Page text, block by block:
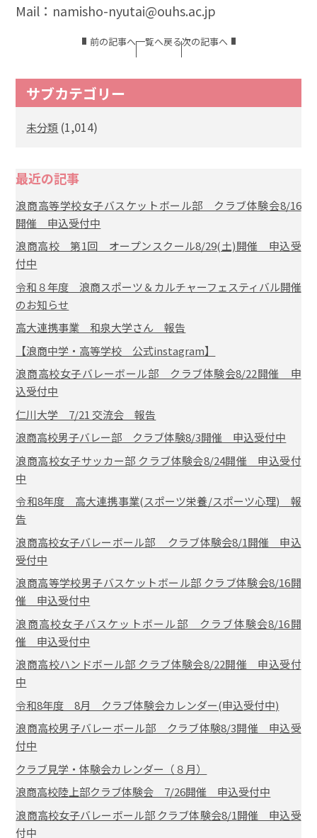
Mail：namisho-nyutai@ouhs.ac.jp
前の記事へ一覧へ戻る次の記事へ
サブカテゴリー
未分類 (1,014)
最近の記事
浪商高等学校女子バスケットボール部 クラブ体験会8/16
開催 申込受付中
浪商高校 第1回 オープンスクール8/29(土)開催 申込受
付中
令和８年度 浪商スポーツ＆カルチャーフェスティバル開催
のお知らせ
高大連携事業 和泉大学さん 報告
【浪商中学・高等学校 公式instagram】
浪商高校女子バレーボール部 クラブ体験会8/22開催 申
込受付中
仁川大学 7/21 交流会 報告
浪商高校男子バレー部 クラブ体験8/3開催 申込受付中
浪商高校女子サッカー部 クラブ体験会8/24開催 申込受付
中
令和8年度 高大連携事業(スポーツ栄養/スポーツ心理) 報
告
浪商高校女子バレーボール部 クラブ体験会8/1開催 申込
受付中
浪商高等学校男子バスケットボール部 クラブ体験会8/16開
催 申込受付中
浪商高校女子バスケットボール部 クラブ体験会8/16開
催 申込受付中
浪商高校ハンドボール部 クラブ体験会8/22開催 申込受付
中
令和8年度 8月 クラブ体験会カレンダー(申込受付中)
浪商高校男子バレーボール部 クラブ体験8/3開催 申込受
付中
クラブ見学・体験会カレンダー（８月）
浪商高校陸上部クラブ体験会 7/26開催 申込受付中
浪商高校女子バレーボール部 クラブ体験会8/1開催 申込受
付中